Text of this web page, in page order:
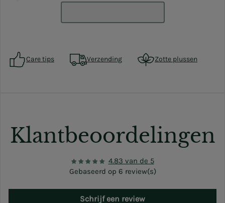
Care tips Verzending Zotte plussen
Klantbeoordelingen
4.83 van de 5
Gebaseerd op 6 review(s)
Schrijf een review